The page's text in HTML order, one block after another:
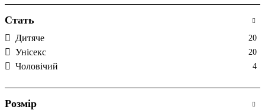
Стать
Дитяче 20
Унісекс 20
Чоловічий 4
Розмір